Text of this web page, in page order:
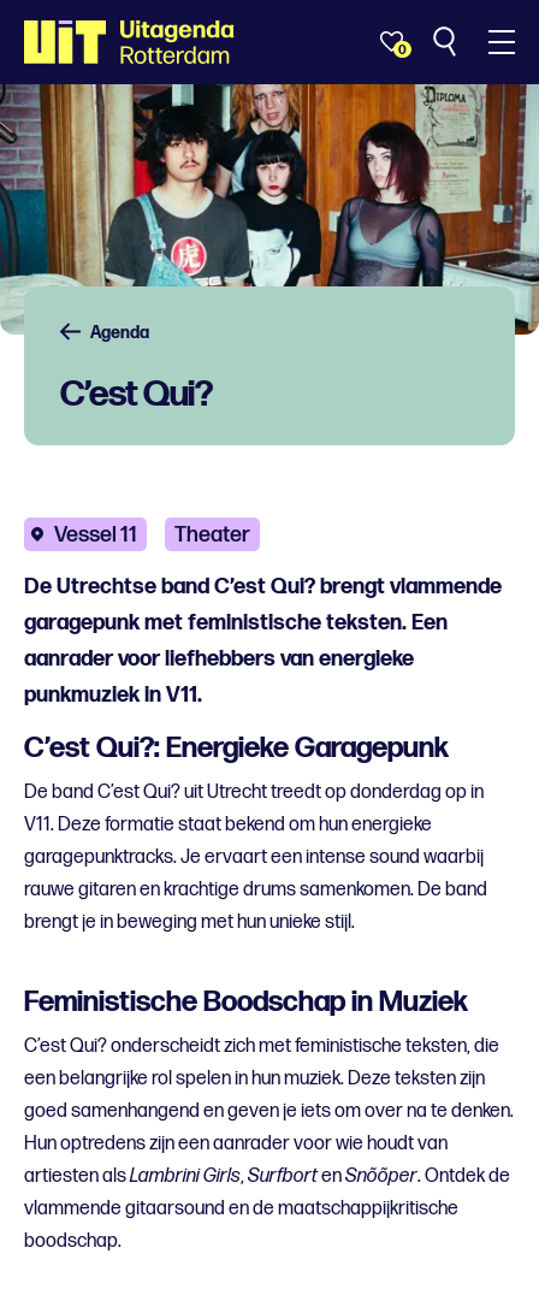
0
Agenda
C’est Qui?
Vessel 11 Theater
De Utrechtse band C’est Qui? brengt vlammende
garagepunk met feministische teksten. Een
aanrader voor liefhebbers van energieke
punkmuziek in V11.
C’est Qui?: Energieke Garagepunk
De band C’est Qui? uit Utrecht treedt op donderdag op in
V11. Deze formatie staat bekend om hun energieke
garagepunktracks. Je ervaart een intense sound waarbij
rauwe gitaren en krachtige drums samenkomen. De band
brengt je in beweging met hun unieke stijl.
Feministische Boodschap in Muziek
C’est Qui? onderscheidt zich met feministische teksten, die
een belangrijke rol spelen in hun muziek. Deze teksten zijn
goed samenhangend en geven je iets om over na te denken.
Hun optredens zijn een aanrader voor wie houdt van
artiesten alsLambrini Girls,SurfbortenSnõõper. Ontdek de
vlammende gitaarsound en de maatschappijkritische
boodschap.